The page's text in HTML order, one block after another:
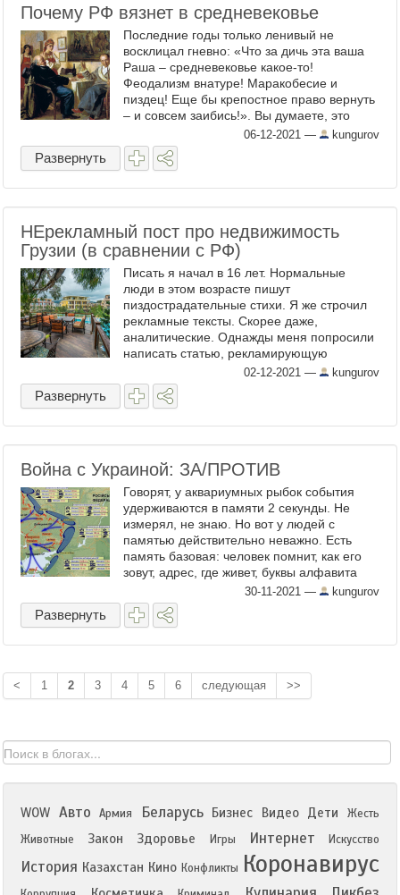
Почему РФ вязнет в средневековье
Последние годы только ленивый не
восклицал гневно: «Что за дичь эта ваша
Раша – средневековье какое-то!
Феодализм внатуре! Маракобесие и
пиздец! Еще бы крепостное право вернуть
– и совсем заибись!». Вы думаете, это
фигура речи? На самом деле – нет, что
готов показать на практических ...
06-12-2021 — kungurov
Развернуть
НЕрекламный пост про недвижимость
Грузии (в сравнении с РФ)
Писать я начал в 16 лет. Нормальные
люди в этом возрасте пишут
пиздострадательные стихи. Я же строчил
рекламные тексты. Скорее даже,
аналитические. Однажды меня попросили
написать статью, рекламирующую
рекламную газету, так я перестарался
настолько, что сделал фактически обзор
рынка ...
02-12-2021 — kungurov
Развернуть
Война с Украиной: ЗА/ПРОТИВ
Говорят, у аквариумных рыбок события
удерживаются в памяти 2 секунды. Не
измерял, не знаю. Но вот у людей с
памятью действительно неважно. Есть
память базовая: человек помнит, как его
зовут, адрес, где живет, буквы алфавита
врезаются в мозг на всю жизнь,
приобретенные профессиональные ...
30-11-2021 — kungurov
Развернуть
< 1 2 3 4 5 6 следующая >>
WOW Авто Армия Беларусь Бизнес Видео Дети
Жесть
Животные
Закон Здоровье Игры Интернет Искусство
История Казахстан Кино Конфликты Коронавирус